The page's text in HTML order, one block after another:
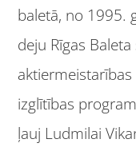
baletā, no 1995.
deju Rīgas
izglītības
ļauj Ludmilai